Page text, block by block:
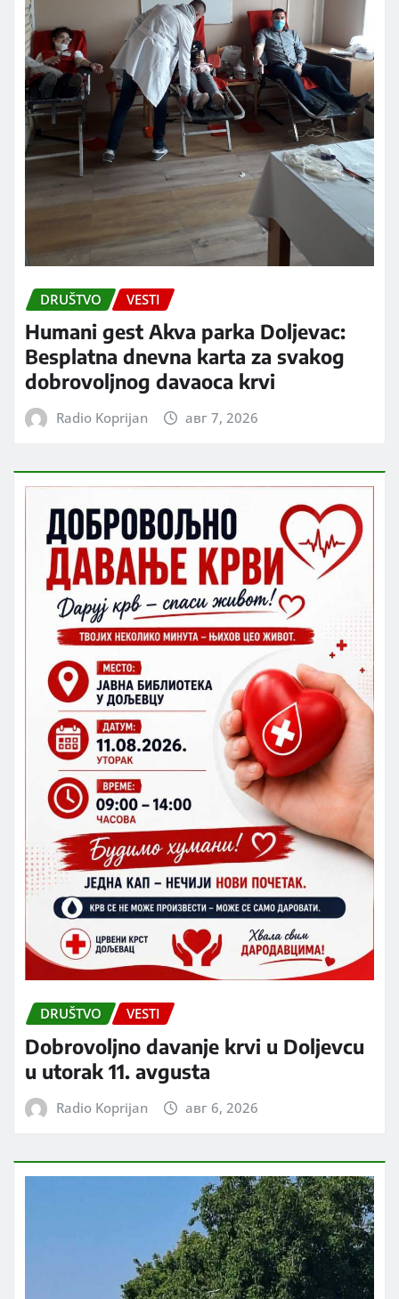
DRUŠTVO VESTI
Humani gest Akva parka Doljevac:
Besplatna dnevna karta za svakog
dobrovoljnog davaoca krvi
Radio Koprijan авг 7, 2026
DRUŠTVO VESTI
Dobrovoljno davanje krvi u Doljevcu
u utorak 11. avgusta
Radio Koprijan авг 6, 2026